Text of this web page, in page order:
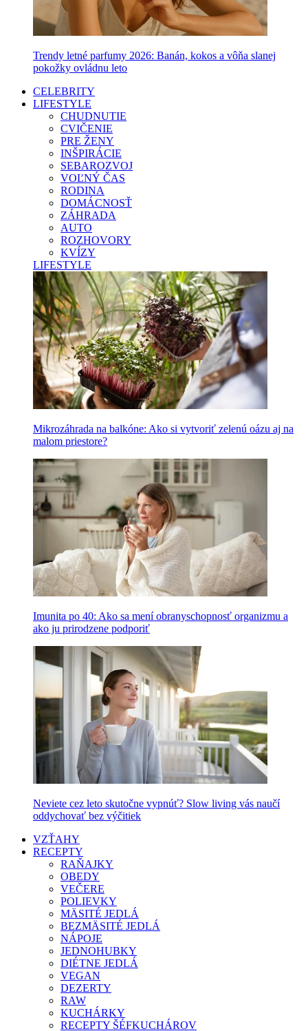
Trendy letné parfumy 2026: Banán, kokos a vôňa slanej
pokožky ovládnu leto
CELEBRITY
LIFESTYLE
CHUDNUTIE
CVIČENIE
PRE ŽENY
INŠPIRÁCIE
SEBAROZVOJ
VOĽNÝ ČAS
RODINA
DOMÁCNOSŤ
ZÁHRADA
AUTO
ROZHOVORY
KVÍZY
LIFESTYLE
Mikrozáhrada na balkóne: Ako si vytvoriť zelenú oázu aj na
malom priestore?
Imunita po 40: Ako sa mení obranyschopnosť organizmu a
ako ju prirodzene podporiť
Neviete cez leto skutočne vypnúť? Slow living vás naučí
oddychovať bez výčitiek
VZŤAHY
RECEPTY
RAŇAJKY
OBEDY
VEČERE
POLIEVKY
MÄSITÉ JEDLÁ
BEZMÄSITÉ JEDLÁ
NÁPOJE
JEDNOHUBKY
DIÉTNE JEDLÁ
VEGAN
DEZERTY
RAW
KUCHÁRKY
RECEPTY ŠÉFKUCHÁROV